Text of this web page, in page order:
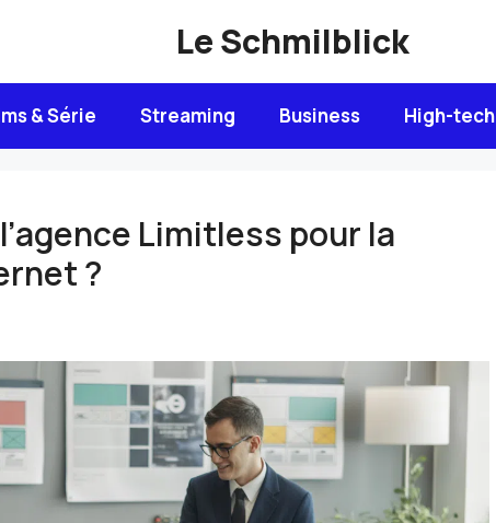
Le Schmilblick
& Série Streaming Business High-tech
Limitless pour la
?